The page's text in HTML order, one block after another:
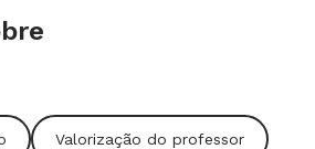
fazem a Educação acontecer,
Afinal, como venho
uma sala de aula e seus
Valorização do professor